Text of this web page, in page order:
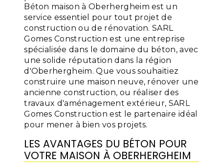
Béton maison à Oberhergheim est un
service essentiel pour tout projet de
construction ou de rénovation. SARL
Gomes Construction est une entreprise
spécialisée dans le domaine du béton, avec
une solide réputation dans la région
d'Oberhergheim. Que vous souhaitiez
construire une maison neuve, rénover une
ancienne construction, ou réaliser des
travaux d'aménagement extérieur, SARL
Gomes Construction est le partenaire idéal
pour mener à bien vos projets.
LES AVANTAGES DU BÉTON POUR
VOTRE MAISON À OBERHERGHEIM